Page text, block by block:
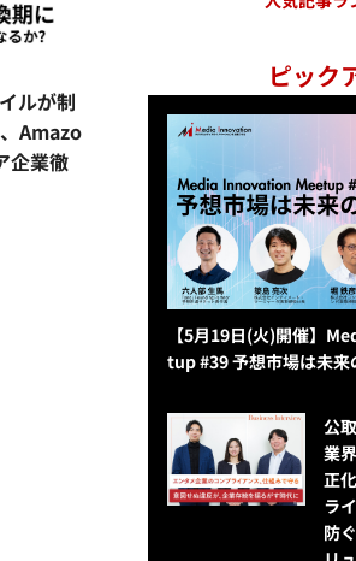
ルが制
Amazo
企業徹
ピック
【5月19日(火)開催】
tup #39 予想市場は未来
公​​
業
正
ラ
防